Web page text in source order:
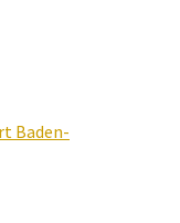
Baden-